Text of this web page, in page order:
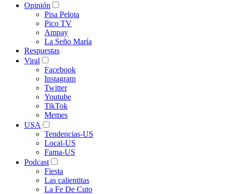
Opinión
Pisa Pelota
Pico TV
Ampay
La Seño María
Respuestas
Viral
Facebook
Instagram
Twitter
Youtube
TikTok
Memes
USA
Tendencias-US
Local-US
Fama-US
Podcast
Fiesta
Las calientitas
La Fe De Cuto